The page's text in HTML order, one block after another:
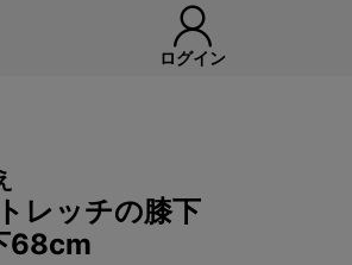
ログイン
レッチの膝下
68cm